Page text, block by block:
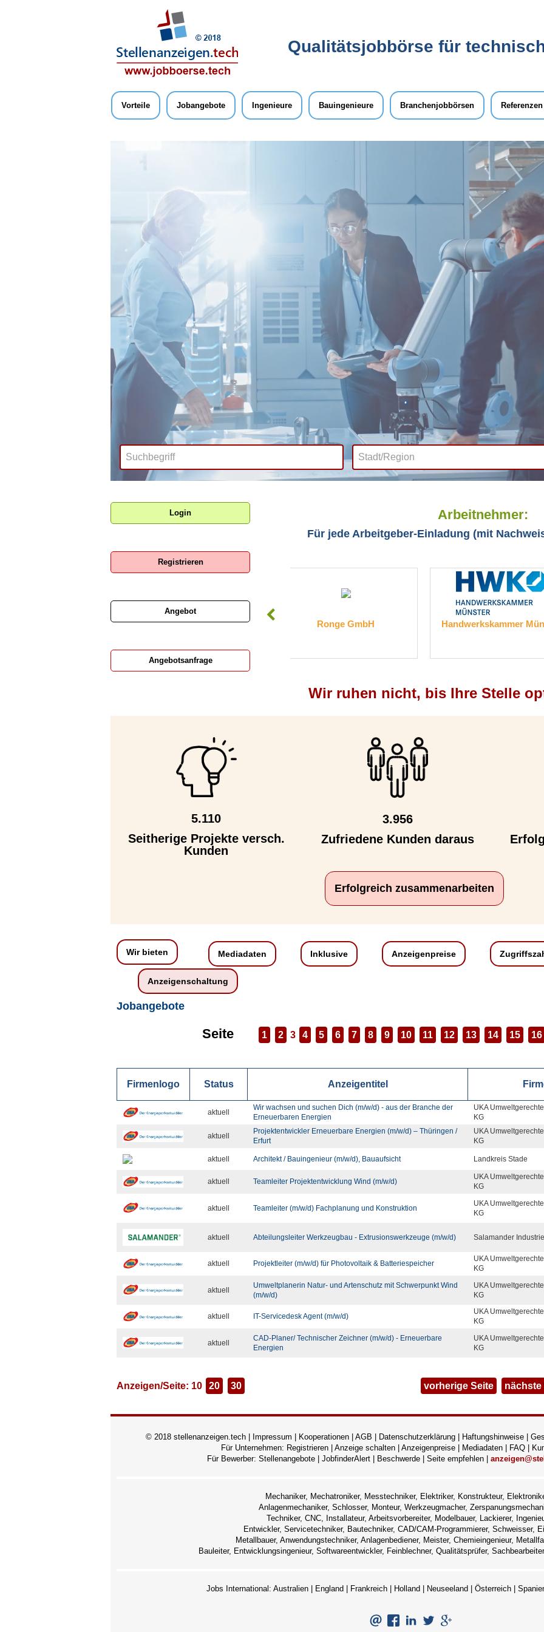
Qualitätsjobbörse für
Vorteile Jobangebote Ingenieure Bauingenieure Branchenjobbörsen Referenzen
Arbeitnehmer:
Für jede Arbeitgeber-Einladung (mit
Ronge GmbH Handwerkskammer Münster HIPP medical
Wir ruhen nicht, bis Ihre Stelle
Login
Registrieren
Angebot
Angebotsanfrage
5.110
Seitherige Projekte versch.
Kunden
3.956
Zufriedene Kunden daraus
Erfolgreich zusammenarbeiten
Wir bieten Mediadaten Inklusive Anzeigenpreise
Anzeigenschaltung
Jobangebote
Seite 1 2 3 4 5 6 7 8 9 10 11 12 13 14 15 16
Firmenlogo Status Anzeigentitel
aktuell
Wir wachsen und suchen Dich (m/w/d) - aus der Branche der
Erneuerbaren Energien
UKA
KG
aktuell
Projektentwickler Erneuerbare Energien (m/w/d) – Thüringen /
Erfurt
UKA
KG
aktuell Architekt / Bauingenieur (m/w/d), Bauaufsicht Landkreis Stade
aktuell Teamleiter Projektentwicklung Wind (m/w/d)
UKA
KG
aktuell Teamleiter (m/w/d) Fachplanung und Konstruktion
UKA
KG
aktuell Abteilungsleiter Werkzeugbau - Extrusionswerkzeuge (m/w/d) Salamander
aktuell Projektleiter (m/w/d) für Photovoltaik & Batteriespeicher
UKA
KG
aktuell
Umweltplanerin Natur- und Artenschutz mit Schwerpunkt Wind
(m/w/d)
UKA
KG
aktuell
IT-Servicedesk Agent (m/w/d)
UKA
KG
aktuell
CAD-Planer/ Technischer Zeichner (m/w/d) - Erneuerbare
Energien
UKA
KG
Anzeigen/Seite: 10 20 30 vorherige Seite nächste
© 2018 stellenanzeigen.tech | Impressum | Kooperationen | AGB | Datenschutzerklärung | Haftungshinweise |
Für Unternehmen: Registrieren| Anzeige schalten| Anzeigenpreise| Mediadaten| FAQ|
Für Bewerber: Stellenangebote| JobfinderAlert| Beschwerde| Seite empfehlen|
Mechaniker, Mechatroniker, Messtechniker, Elektriker, Konstrukteur,
Anlagenmechaniker, Schlosser, Monteur, Werkzeugmacher,
Techniker, CNC, Installateur, Arbeitsvorbereiter, Modelbauer, Lackierer,
Entwickler, Servicetechniker, Bautechniker, CAD/CAM-Programmierer, Schweisser,
Metallbauer, Anwendungstechniker, Anlagenbediener, Meister, Chemieingenieur,
Bauleiter, Entwicklungsingenieur, Softwareentwickler, Feinblechner, Qualitätsprüfer,
Jobs International: Australien | England | Frankreich | Holland | Neuseeland | Österreich |